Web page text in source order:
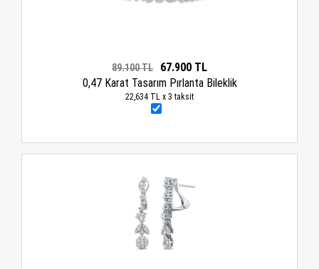
89.100 TL
67.900 TL
0,47 Karat Tasarım Pırlanta Bileklik
22,634 TL x 3 taksit